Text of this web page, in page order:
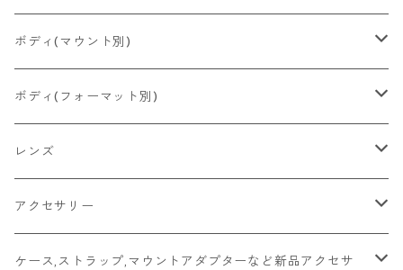
2026/06/23
2026/06/21
2026/06/12
2026/06/11
2026/06/10
Konica
Ricoh
Mamiya
京セラ
FUJIFILM
Minolta
Konica
Leica
Rollei
OLYMPUS
舶来その他
国産その他
Bronica
CONTAX
HASSELBLAD
Rollei
PLAUBEL
一眼レフ
ミラーレス一眼
コンパクト
ボディ(マウント別)
Fマウント
FDマウント
SR/MDマウント
OMマウント
ボディ(フォーマット別)
ハーフサイズ
フルサイズ
6x4.5
レンズ
Fマウント
FDマウント
アクセサリー
キャップ
ケース,ストラップ,マウントアダプターなど新品アクセサ